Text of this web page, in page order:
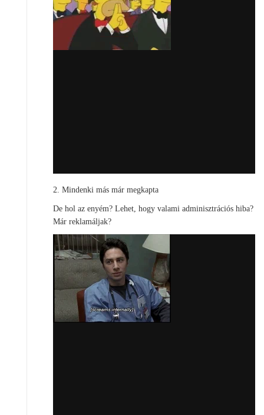
2. Mindenki más már megkapta
De hol az enyém? Lehet, hogy valami adminisztrációs hiba?
Már reklamáljak?